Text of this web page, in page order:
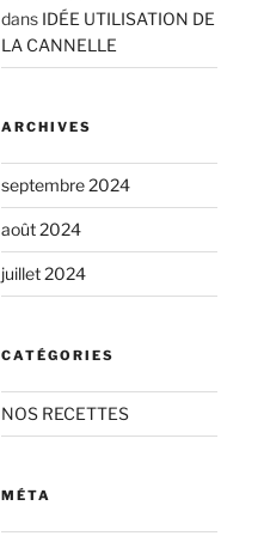
dans IDÉE UTILISATION DE
LA CANNELLE
ARCHIVES
septembre 2024
août 2024
juillet 2024
CATÉGORIES
NOS RECETTES
MÉTA